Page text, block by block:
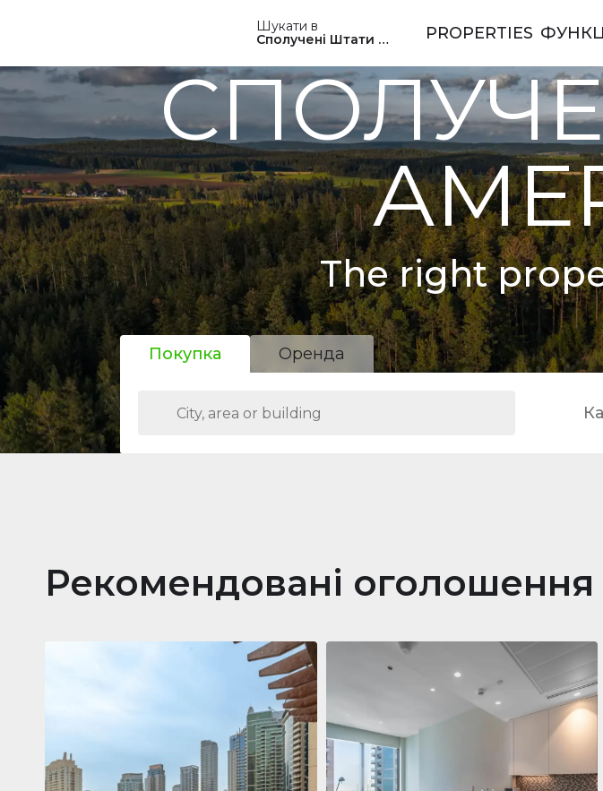
Шукати в
Сполучені Штати АмерикиPROPERTIES
The right
Покупка Оренда
Рекомендовані оголошення